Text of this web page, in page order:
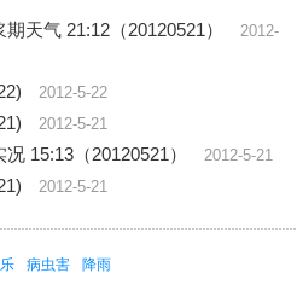
天气 21:12（20120521）
2012-
2012-5-22
2012-5-21
15:13（20120521） 2012-5-21
2012-5-21
病虫害 降雨